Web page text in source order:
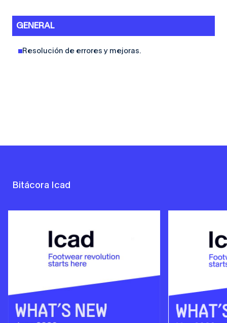
GENERAL
Resolución de errores y mejoras.
Bitácora Icad